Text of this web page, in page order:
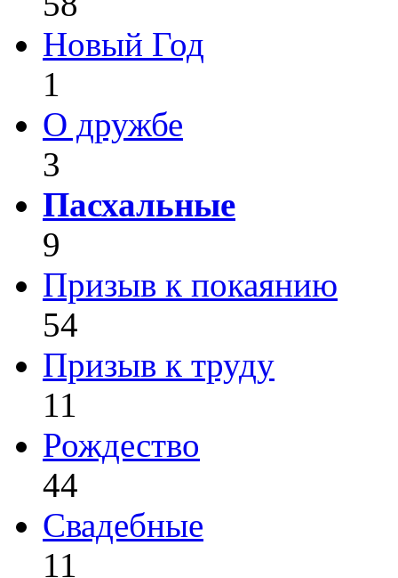
Новый Год
1
О дружбе
3
Пасхальные
9
Призыв к покаянию
54
Призыв к труду
11
Рождество
44
Свадебные
11